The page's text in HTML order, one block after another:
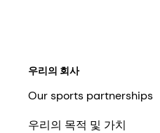
우리의 회사
Our sports partnerships
우리의 목적 및 가치